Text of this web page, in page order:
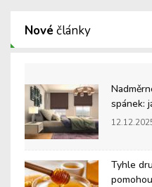
Nové články
spánek:
Tyhle